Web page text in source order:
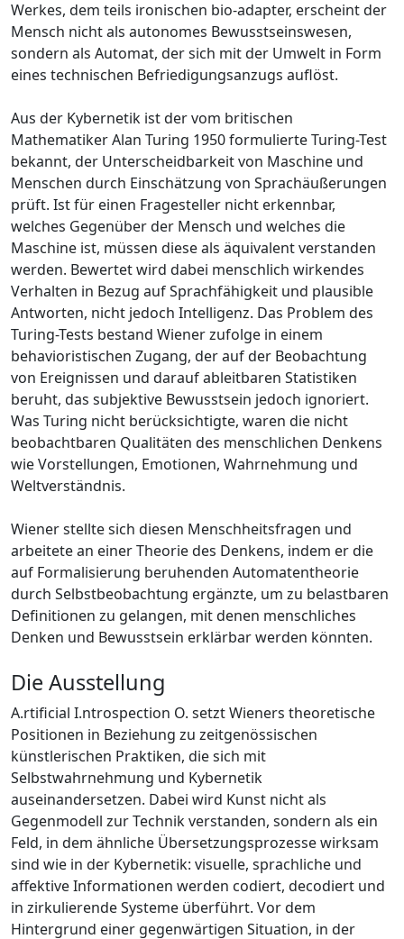
Werkes, dem teils ironischen bio-adapter, erscheint der
Mensch nicht als autonomes Bewusstseinswesen,
sondern als Automat, der sich mit der Umwelt in Form
eines technischen Befriedigungsanzugs auflöst.
Aus der Kybernetik ist der vom britischen
Mathematiker Alan Turing 1950 formulierte Turing-Test
bekannt, der Unterscheidbarkeit von Maschine und
Menschen durch Einschätzung von Sprachäußerungen
prüft. Ist für einen Fragesteller nicht erkennbar,
welches Gegenüber der Mensch und welches die
Maschine ist, müssen diese als äquivalent verstanden
werden. Bewertet wird dabei menschlich wirkendes
Verhalten in Bezug auf Sprachfähigkeit und plausible
Antworten, nicht jedoch Intelligenz. Das Problem des
Turing-Tests bestand Wiener zufolge in einem
behavioristischen Zugang, der auf der Beobachtung
von Ereignissen und darauf ableitbaren Statistiken
beruht, das subjektive Bewusstsein jedoch ignoriert.
Was Turing nicht berücksichtigte, waren die nicht
beobachtbaren Qualitäten des menschlichen Denkens
wie Vorstellungen, Emotionen, Wahrnehmung und
Weltverständnis.
Wiener stellte sich diesen Menschheitsfragen und
arbeitete an einer Theorie des Denkens, indem er die
auf Formalisierung beruhenden Automatentheorie
durch Selbstbeobachtung ergänzte, um zu belastbaren
Definitionen zu gelangen, mit denen menschliches
Denken und Bewusstsein erklärbar werden könnten.
Die Ausstellung
A.rtificial I.ntrospection O. setzt Wieners theoretische
Positionen in Beziehung zu zeitgenössischen
künstlerischen Praktiken, die sich mit
Selbstwahrnehmung und Kybernetik
auseinandersetzen. Dabei wird Kunst nicht als
Gegenmodell zur Technik verstanden, sondern als ein
Feld, in dem ähnliche Übersetzungsprozesse wirksam
sind wie in der Kybernetik: visuelle, sprachliche und
affektive Informationen werden codiert, decodiert und
in zirkulierende Systeme überführt. Vor dem
Hintergrund einer gegenwärtigen Situation, in der